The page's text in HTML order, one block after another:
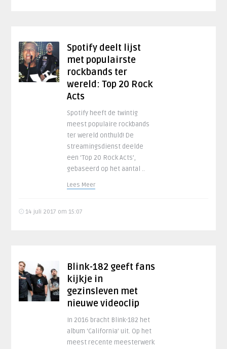
Spotify deelt lijst
met populairste
rockbands ter
wereld: Top 20 Rock
Acts
Spotify heeft de twintig
meest populaire rockbands
ter wereld onthuld! De
streamingsdienst deelde
een ‘Top 20 Rock Acts’,
gebaseerd op het aantal ..
Lees Meer
14 juli 2017 om 15:07
Blink-182 geeft fans
kijkje in
gezinsleven met
nieuwe videoclip
In 2016 bracht Blink-182 het
album ‘California’ uit. Op het
meest recente meesterwerk